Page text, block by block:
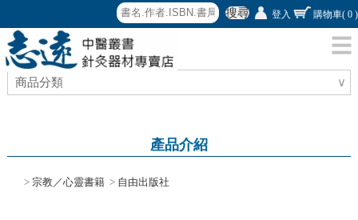
搜尋 登入 購物車( 0 )
商品分類 ∨
產品介紹
>宗教／心靈書籍 > 自由出版社